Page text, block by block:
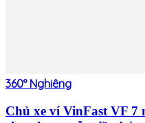
360° Nghiêng
Chủ xe ví VinFast VF 7